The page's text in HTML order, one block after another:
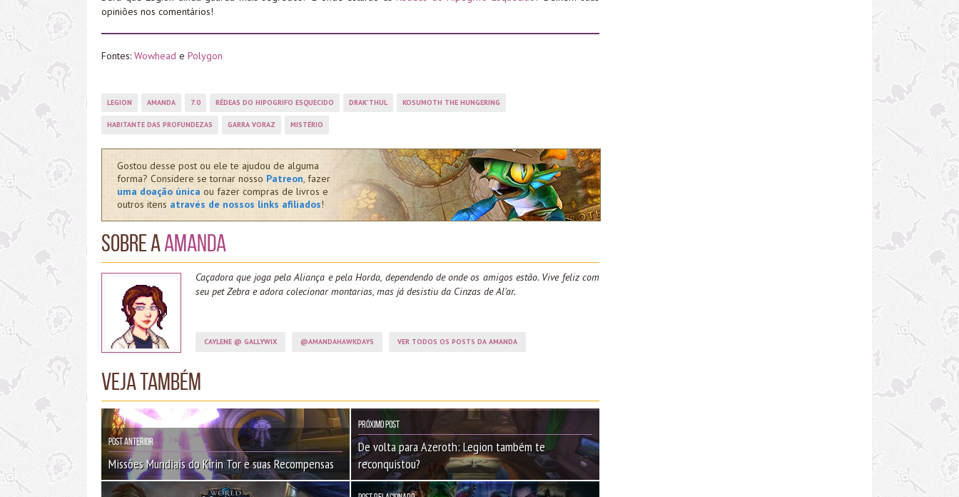
opiniões nos comentários!
Fontes: Wowhead e Polygon
LEGION AMANDA 7.0 RÉDEAS DO HIPOGRIFO ESQUECIDO DRAK'THUL KOSUMOTH THE HUNGERING
HABITANTE DAS PROFUNDEZAS GARRA VORAZ MISTÉRIO
Gostou desse post ou ele te ajudou de alguma
forma? Considere se tornar nosso Patreon, fazer
uma doação única ou fazer compras de livros e
outros itens através de nossos links afiliados!
Sobre aAmanda
Caçadora que joga pela Aliança e pela Horda, dependendo de onde os amigos estão. Vive feliz com
seu pet Zebra e adora colecionar montarias, mas já desistiu da Cinzas de Al'ar.
CAYLENE @ GALLYWIX @AMANDAHAWKDAYS VER TODOS OS POSTS DA AMANDA
Veja também
Post Anterior
Missões Mundiais do Kirin Tor e suas Recompensas
Próximo Post
De volta para Azeroth: Legion também te
reconquistou?